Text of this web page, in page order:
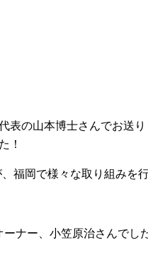
表の山本博士さんでお送
！
福岡で様々な取り組みを
ナー、小笠原治さんでした